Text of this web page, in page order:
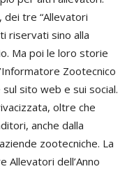
tre “Allevatori
riservati sino alla
Ma poi le loro storie
Zootecnico
sito web e sui social.
oltre che
anche dalla
zootecniche. La
Al­levatori dell’Anno